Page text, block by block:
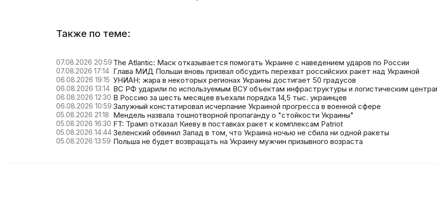
Также по теме:
07.08.2026 20:59 The Atlantic: Маск отказывается помогать Украине с наведением ударов по России
07.08.2026 17:14 Глава МИД Польши вновь призвал обсудить перехват российских ракет над Украиной
06.08.2026 19:15 УНИАН: жара в некоторых регионах Украины достигает 50 градусов
06.08.2026 13:14 ВС РФ ударили по используемым ВСУ объектам инфраструктуры и логистическим
06.08.2026 12:30 В Россию за шесть месяцев въехали порядка 14,5 тыс. украинцев
06.08.2026 10:59 Залужный констатировал исчерпание Украиной прогресса в военной сфере
05.08.2026 21:18 Мендель назвала тошнотворной пропаганду о "стойкости Украины"
05.08.2026 16:30 FT: Трамп отказал Киеву в поставках ракет к комплексам Patriot
05.08.2026 14:44 Зеленский обвинил Запад в том, что Украина ночью не сбила ни одной ракеты
05.08.2026 13:59 Польша не будет возвращать на Украину мужчин призывного возраста